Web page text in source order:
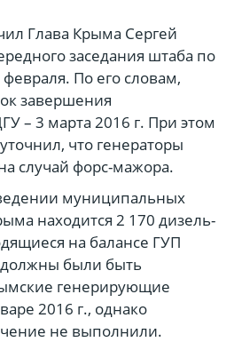
Глава Крыма Сергей
заседания штаба по
По его словам,
завершения
– 3 марта 2016 г. При этом
что генераторы
случай форс-мажора.
муниципальных
находится 2 170 дизель-
на балансе ГУП
должны были быть
генерирующие
2016 г., однако
не выполнили.